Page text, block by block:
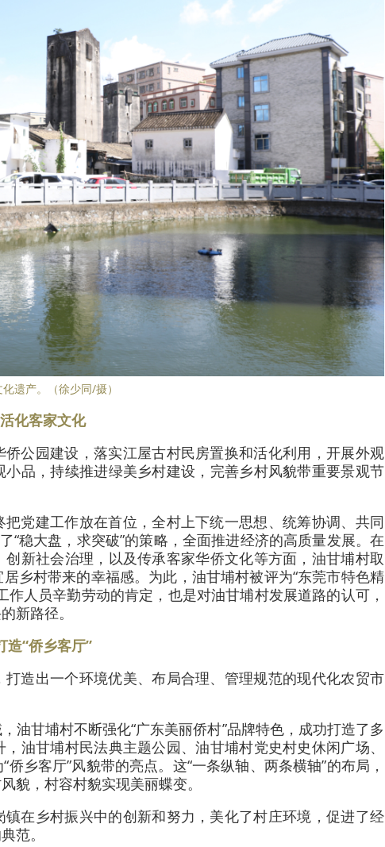
遗产。（徐少同/摄）
活化客家文化
公园建设，落实江屋古村民房置换和活化利用，开展外观
品，持续推进绿美乡村建设，完善乡村风貌带重要景观节
党建工作放在首位，全村上下统一思想、统筹协调、共同
“稳大盘，求突破”的策略，全面推进经济的高质量发展。在
新社会治理，以及传承客家华侨文化等方面，油甘埔村取
乡村带来的幸福感。为此，油甘埔村被评为“东莞市特色精
人员辛勤劳动的肯定，也是对油甘埔村发展道路的认可，
新路径。
造“侨乡客厅”
造出一个环境优美、布局合理、管理规范的现代化农贸市
油甘埔村不断强化“广东美丽侨村”品牌特色，成功打造了多
油甘埔村民法典主题公园、油甘埔村党史村史休闲广场、
乡客厅”风貌带的亮点。这“一条纵轴、两条横轴”的布局，
貌，村容村貌实现美丽蝶变。
在乡村振兴中的创新和努力，美化了村庄环境，促进了经
范。